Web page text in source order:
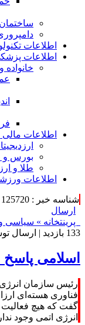
اطلاعات
اطلاعات
اطلاعات
بورس و
طلا و ارز
اطلاعات
شناسه خبر : 125720
ارسال
پرینتخانه » سیاسی
133 بازدید
| ارسال
اسلامی
رئیس سازمان انرژی
فناوری هسته‌ای
گفت که هیچ فعالیت
انرژی اتمی وجود